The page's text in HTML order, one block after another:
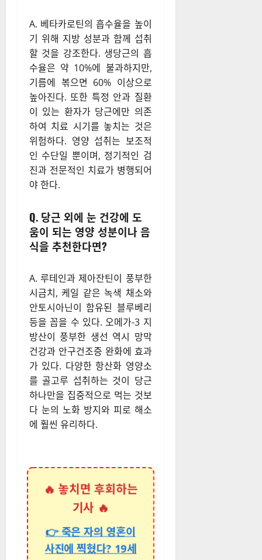
A. 베타카로틴의 흡수율을 높이
기 위해 지방 성분과 함께 섭취
할 것을 강조한다. 생당근의 흡
수율은 약 10%에 불과하지만,
기름에 볶으면 60% 이상으로
높아진다. 또한 특정 안과 질환
이 있는 환자가 당근에만 의존
하여 치료 시기를 놓치는 것은
위험하다. 영양 섭취는 보조적
인 수단일 뿐이며, 정기적인 검
진과 전문적인 치료가 병행되어
야 한다.
Q. 당근 외에 눈 건강에 도
움이 되는 영양 성분이나 음
식을 추천한다면?
A. 루테인과 제아잔틴이 풍부한
시금치, 케일 같은 녹색 채소와
안토시아닌이 함유된 블루베리
등을 꼽을 수 있다. 오메가-3 지
방산이 풍부한 생선 역시 망막
건강과 안구건조증 완화에 효과
가 있다. 다양한 항산화 영양소
를 골고루 섭취하는 것이 당근
하나만을 집중적으로 먹는 것보
다 눈의 노화 방지와 피로 해소
에 훨씬 유리하다.
🔥 놓치면 후회하는
기사 🔥
👉 죽은 자의 영혼이
사진에 찍혔다? 19세